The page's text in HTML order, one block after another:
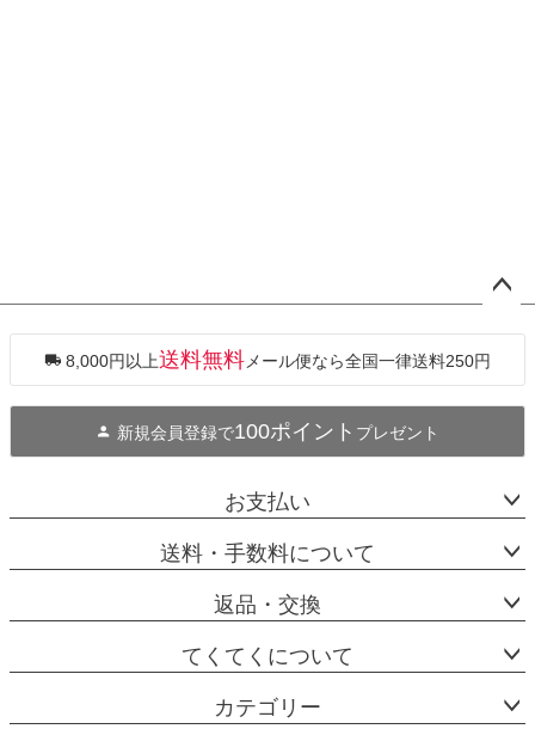
ジト
へ
8,000円以上送料無料 メール便なら全国一律送料250円
新規会員登録で100ポイント プレゼント
お支払い
送料・手数料について
返品・交換
てくてくについて
カテゴリー